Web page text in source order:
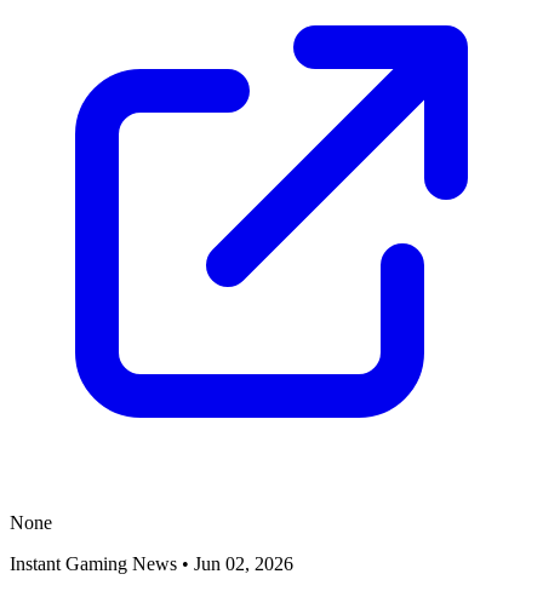
None
Instant Gaming News • Jun 02, 2026